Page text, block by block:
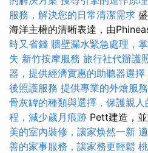
服務，解決您的日常清潔需求
海洋主權的清晰表達，由
時又省錢 牆壁漏水緊急處理，
失 新竹按摩服務 旅行社代辦護
器，提供經濟實惠的助聽器選擇
後照護服務 提供專業的外燴服
骨灰罈的種類與選擇，保護親人
程，減少歲月痕跡 Pett建造，
美的室內裝修，讓家焕然一新
善的家事服務，讓家務更輕鬆